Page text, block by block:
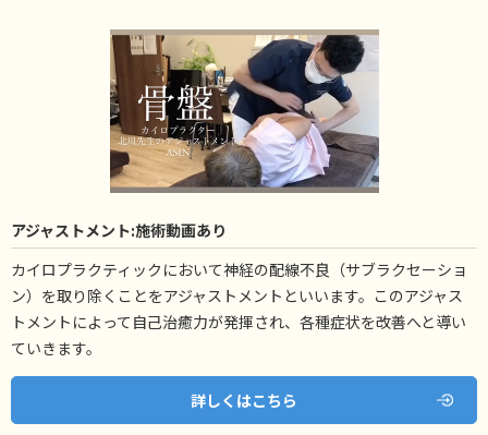
アジャストメント:施術動画あり
カイロプラクティックにおいて神経の配線不良（サブラクセーショ
ン）を取り除くことをアジャストメントといいます。このアジャス
トメントによって自己治癒力が発揮され、各種症状を改善へと導い
ていきます。
詳しくはこちら